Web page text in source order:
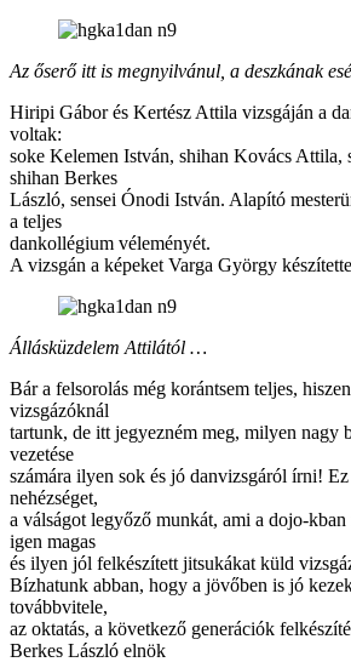
Az őserő itt is megnyilvánul, a deszkának
Hiripi Gábor és Kertész Attila vizsgáján a
voltak:
soke Kelemen István, shihan Kovács Attila,
shihan Berkes
László, sensei Ónodi István. Alapító
a teljes
dankollégium véleményét.
A vizsgán a képeket Varga György
Állásküzdelem Attilától …
Bár a felsorolás még korántsem teljes,
vizsgázóknál
tartunk, de itt jegyezném meg, milyen nagy
vezetése
számára ilyen sok és jó danvizsgáról írni!
nehézséget,
a válságot legyőző munkát, ami a dojo-
igen magas
és ilyen jól felkészített jitsukákat küld
Bízhatunk abban, hogy a jövőben is jó
továbbvitele,
az oktatás, a következő generációk
Berkes László elnök